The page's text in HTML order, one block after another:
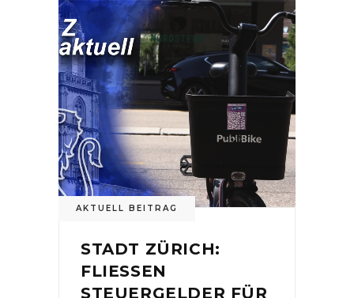
AKTUELL BEITRAG
STADT ZÜRICH:
FLIESSEN
STEUERGELDER FÜR